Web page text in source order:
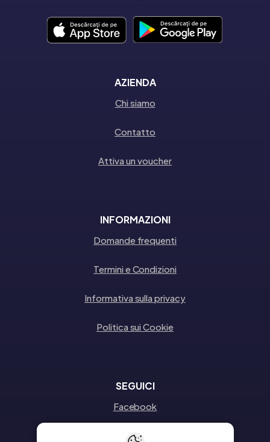
AZIENDA
Chi siamo
Contatto
Attiva un voucher
INFORMAZIONI
Domande frequenti
Termini e Condizioni
Informativa sulla privacy
Politica sui Cookie
SEGUICI
Facebook
Instagram